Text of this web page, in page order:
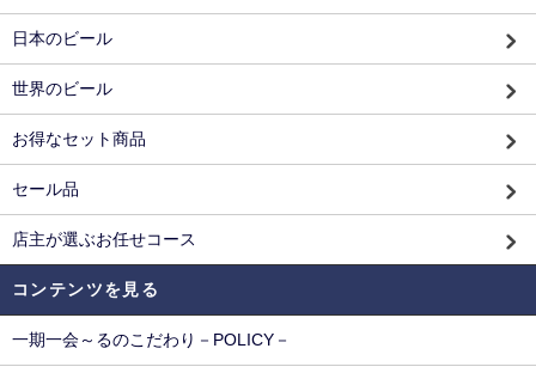
日本のビール
世界のビール
お得なセット商品
セール品
店主が選ぶお任せコース
コンテンツを見る
一期一会～るのこだわり－POLICY－